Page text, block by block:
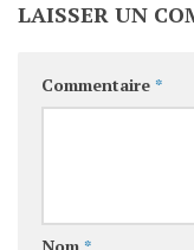
LAISSER UN
Commentaire *